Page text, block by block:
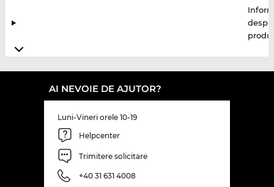
AI NEVOIE DE AJUTOR?
Luni-Vineri orele 10-19
Helpcenter
Trimitere solicitare
+40 31 631 4008